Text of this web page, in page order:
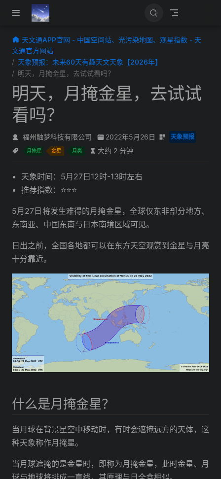
跳至主要內容
天文通APP官网 - 中国空间站、光污染地图、观星指数 - 天
文通官方网站
天象预报：未来60天有趣天文天象【2026年】
明天，月掩金星，去试试看吗？
明天，月掩金星，去试试
看吗？
福州触梦科技有限公司 2022年5月26日 天象预报
月掩星 金星 月亮 大约 2 分钟
天象时间：5月27日12时-13时左右
推荐指数：⭐️⭐️⭐️
5月27日将发生难得的月掩金星，全球仅东非部分地方、
东南亚、中国东南与日本南境区域可见。
日出之前，全国各地都可以在东方天空观赏到金星与月亮
十分靠近。
什么是月掩金星？
当月球在背景星空中移动时，有时会遮掩远方的天体，这
种天象称作月掩星。
当月球遮掩的是金星时，即称为月掩金星，此时金星、月
球与地球将排成一直线，其原理与日全食相似。